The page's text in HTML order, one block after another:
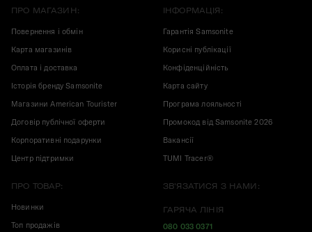
ПРО МАГАЗИН:
Повернення і обмін
Карта магазинів
Оплата і доставка
Історія бренду Samsonite
Магазини American Tourister
Договір публічної оферти
Корпоративні подарунки
Центр підтримки
ІНФОРМАЦІЯ:
Гарантія Samsonite
Корисні публікації
Конфіденційність
Карта сайту
Програма лояльності
Промокод від Samsonite 2026
Вакансії
TUMI Tracer®
ПРО ТОВАР:
Новинки
Топ продажів
ЗВ'ЯЗАТИСЯ З НАМИ:
ГАРЯЧА ЛІНІЯ
080 033 0371